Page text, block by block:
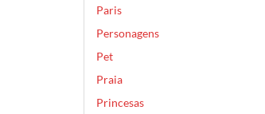
Paris
Personagens
Pet
Praia
Princesas